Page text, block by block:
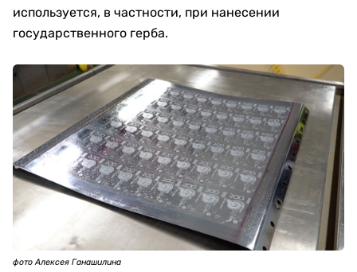
используется, в частности, при нанесении
государственного герба.
фото Алексея Ганашилина